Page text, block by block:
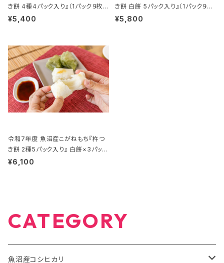
き餅 4種4パック入り』（1パック９枚
入り）
¥5,400
き餅 白餅 5パック入り』（1パック９枚
入り）
¥5,800
令和7年度 魚沼産こがねもち『杵つ
き餅 2種5パック入り』 白餅×3パッ
ク、草餅×2パック（1パック９枚入り）
¥6,100
CATEGORY
魚沼産コシヒカリ